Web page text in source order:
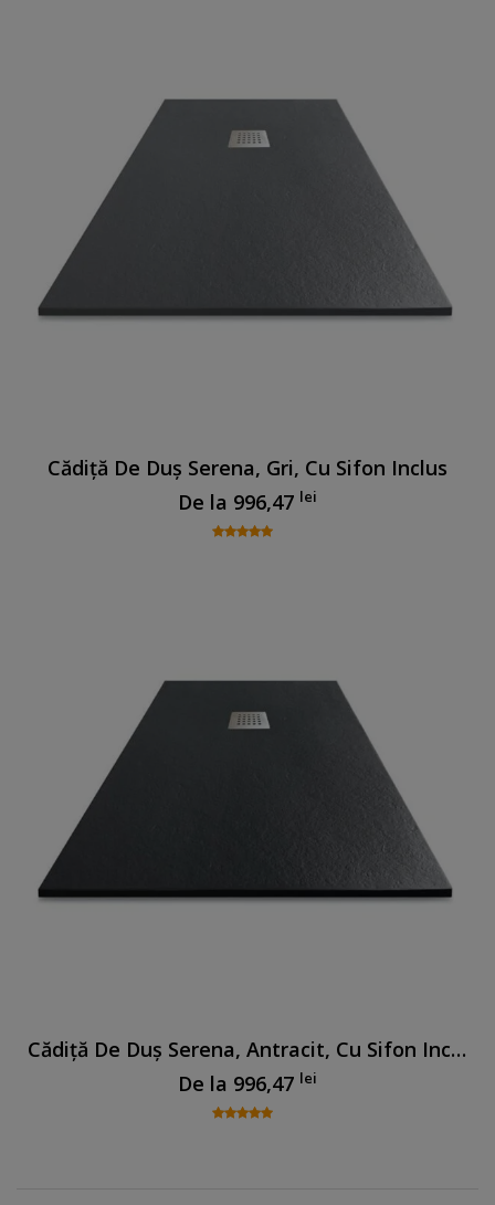
Cădiță De Duș Serena, Gri, Cu Sifon Inclus
De la 996,47 lei
Cădiță De Duș Serena, Antracit, Cu Sifon Inclus
De la 996,47 lei